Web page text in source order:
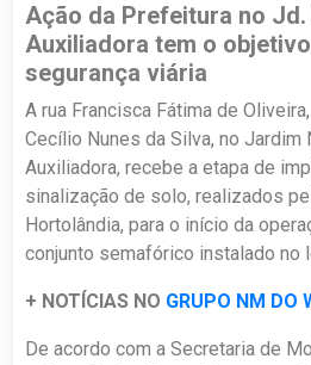
Ação da Prefeitura no
Auxiliadora tem o
segurança viária
A rua Francisca Fátima de
Cecílio Nunes da Silva, no Jardim
Auxiliadora, recebe a etapa de
sinalização de solo, realizados
Hortolândia, para o início da
conjunto semafórico instalado no
+ NOTÍCIAS NO GRUPO NM DO
De acordo com a Secretaria de